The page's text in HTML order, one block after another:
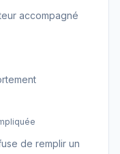
accompagné
de remplir un